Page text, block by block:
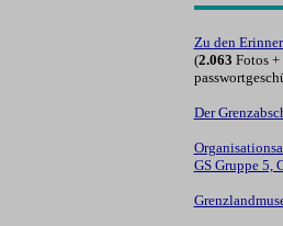
Zu den
(2.063 Fotos
Der
GS Gruppe 5,